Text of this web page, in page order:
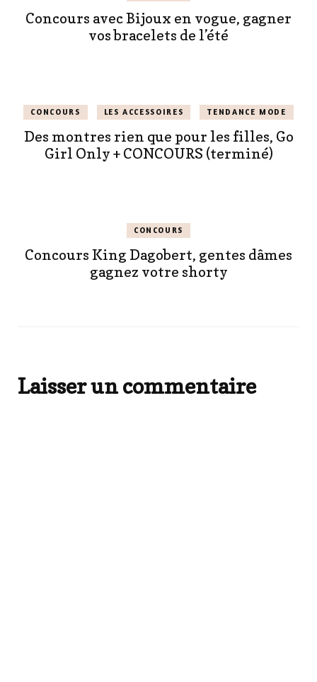
Concours avec Bijoux en vogue, gagner
vos bracelets de l’été
CONCOURS LES ACCESSOIRES TENDANCE MODE
Des montres rien que pour les filles, Go
Girl Only + CONCOURS (terminé)
CONCOURS
Concours King Dagobert, gentes dâmes
gagnez votre shorty
Laisser un commentaire